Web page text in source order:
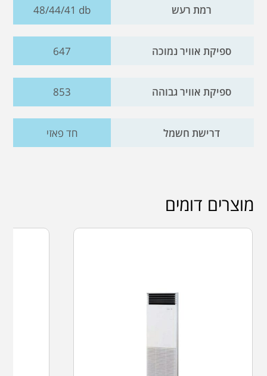
רמת רעש 48/44/41 db
ספיקת אוויר נמוכה 647
ספיקת אוויר גבוהה 853
דרישת חשמל חד פאזי
מוצרים דומים